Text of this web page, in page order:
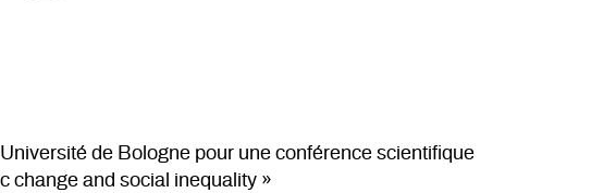
de Bologne pour une conférence scientifique
change and social inequality»